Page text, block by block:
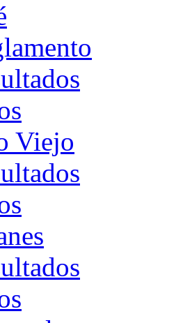
Viejo